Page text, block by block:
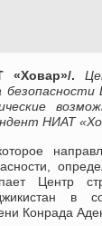
«Ховар»/.
НИАТ
Центр
в
Конрада